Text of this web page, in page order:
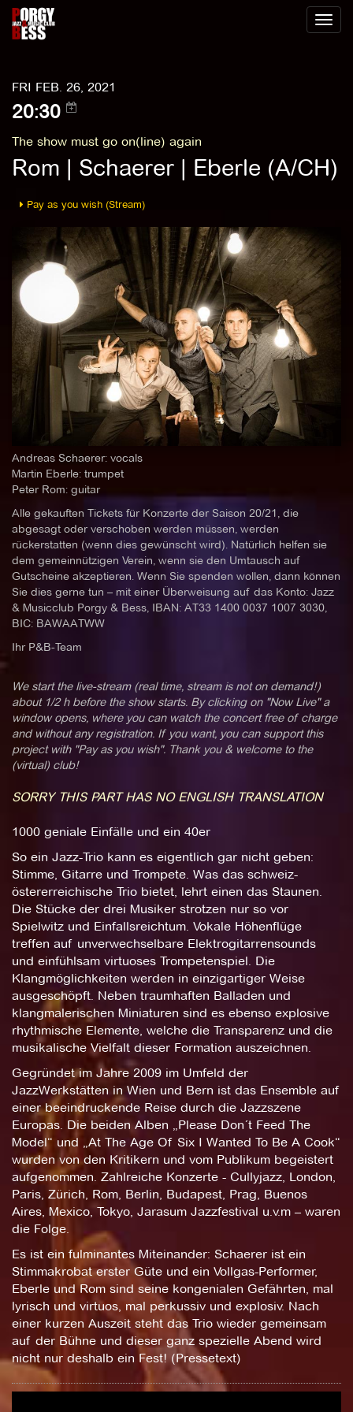
Toggle
FRI FEB. 26, 2021
20:30
The show must go on(line) again
Rom | Schaerer | Eberle (A/CH)
Pay as you wish (Stream)
Andreas Schaerer: vocals
Martin Eberle: trumpet
Peter Rom: guitar
Alle gekauften Tickets für Konzerte der Saison 20/21, die
abgesagt oder verschoben werden müssen, werden
rückerstatten (wenn dies gewünscht wird). Natürlich helfen sie
dem gemeinnützigen Verein, wenn sie den Umtausch auf
Gutscheine akzeptieren. Wenn Sie spenden wollen, dann können
Sie dies gerne tun – mit einer Überweisung auf das Konto: Jazz
& Musicclub Porgy & Bess, IBAN: AT33 1400 0037 1007 3030,
BIC: BAWAATWW
Ihr P&B-Team
We start the live-stream (real time, stream is not on demand!)
about 1/2 h before the show starts. By clicking on "Now Live" a
window opens, where you can watch the concert free of charge
and without any registration. If you want, you can support this
project with "Pay as you wish". Thank you & welcome to the
(virtual) club!
SORRY THIS PART HAS NO ENGLISH TRANSLATION
1000 geniale Einfälle und ein 40er
So ein Jazz-Trio kann es eigentlich gar nicht geben:
Stimme, Gitarre und Trompete. Was das schweiz-
östererreichische Trio bietet, lehrt einen das Staunen.
Die Stücke der drei Musiker strotzen nur so vor
Spielwitz und Einfallsreichtum. Vokale Höhenflüge
treffen auf unverwechselbare Elektrogitarrensounds
und einfühlsam virtuoses Trompetenspiel. Die
Klangmöglichkeiten werden in einzigartiger Weise
ausgeschöpft. Neben traumhaften Balladen und
klangmalerischen Miniaturen sind es ebenso explosive
rhythmische Elemente, welche die Transparenz und die
musikalische Vielfalt dieser Formation auszeichnen.
Gegründet im Jahre 2009 im Umfeld der
JazzWerkstätten in Wien und Bern ist das Ensemble auf
einer beeindruckende Reise durch die Jazzszene
Europas. Die beiden Alben „Please Don´t Feed The
Model“ und „At The Age Of Six I Wanted To Be A Cook“
wurden von den Kritikern und vom Publikum begeistert
aufgenommen. Zahlreiche Konzerte - Cullyjazz, London,
Paris, Zürich, Rom, Berlin, Budapest, Prag, Buenos
Aires, Mexico, Tokyo, Jarasum Jazzfestival u.v.m – waren
die Folge.
Es ist ein fulminantes Miteinander: Schaerer ist ein
Stimmakrobat erster Güte und ein Vollgas-Performer,
Eberle und Rom sind seine kongenialen Gefährten, mal
lyrisch und virtuos, mal perkussiv und explosiv. Nach
einer kurzen Auszeit steht das Trio wieder gemeinsam
auf der Bühne und dieser ganz spezielle Abend wird
nicht nur deshalb ein Fest! (Pressetext)